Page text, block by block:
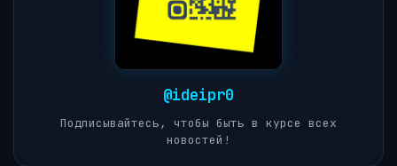
@ideipr0
Подписывайтесь, чтобы быть в курсе всех
новостей!